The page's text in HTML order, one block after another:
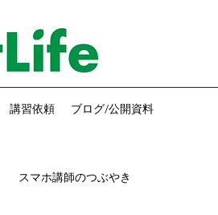
講習依頼 ブログ/公開資料
スマホ講師のつぶやき